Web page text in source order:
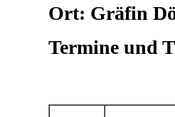
Ort: Gräfin
Termine und